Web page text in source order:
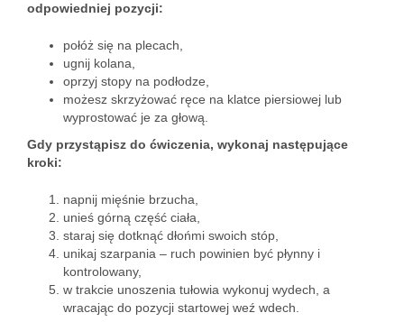
odpowiedniej pozycji:
połóż się na plecach,
ugnij kolana,
oprzyj stopy na podłodze,
możesz skrzyżować ręce na klatce piersiowej lub
wyprostować je za głową.
Gdy przystąpisz do ćwiczenia, wykonaj następujące
kroki:
napnij mięśnie brzucha,
unieś górną część ciała,
staraj się dotknąć dłońmi swoich stóp,
unikaj szarpania – ruch powinien być płynny i
kontrolowany,
w trakcie unoszenia tułowia wykonuj wydech, a
wracając do pozycji startowej weź wdech.